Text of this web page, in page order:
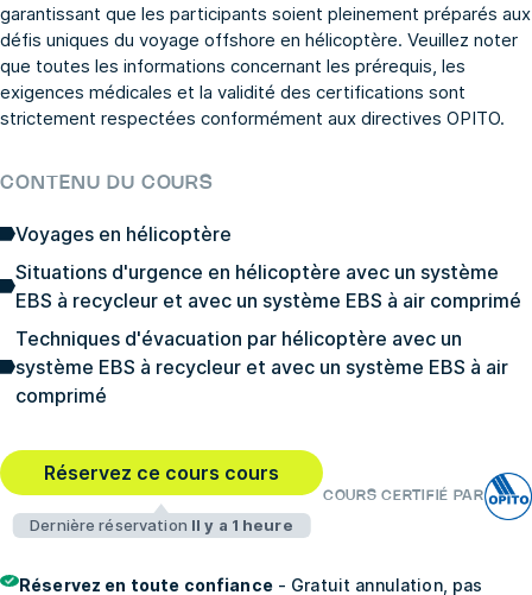
garantissant que les participants soient pleinement préparés aux
défis uniques du voyage offshore en hélicoptère. Veuillez noter
que toutes les informations concernant les prérequis, les
exigences médicales et la validité des certifications sont
strictement respectées conformément aux directives OPITO.
CONTENU DU COURS
Voyages en hélicoptère
Situations d'urgence en hélicoptère avec un système
EBS à recycleur et avec un système EBS à air comprimé
Techniques d'évacuation par hélicoptère avec un
système EBS à recycleur et avec un système EBS à air
comprimé
Réservez ce cours cours
Dernière réservation Il y a 1 heure
COURS CERTIFIÉ PAR
Réservez en toute confiance- Gratuit annulation, pas